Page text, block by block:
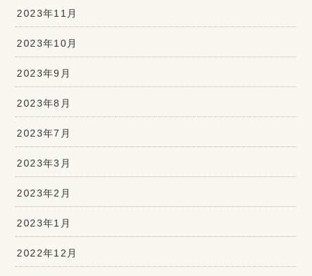
2023年11月
2023年10月
2023年9月
2023年8月
2023年7月
2023年3月
2023年2月
2023年1月
2022年12月